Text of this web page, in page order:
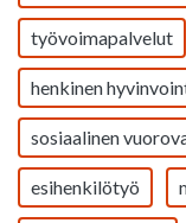
työvoimapalvelut
henkinen
sosiaalinen
esihenkilötyö